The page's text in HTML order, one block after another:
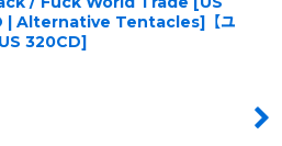
| Alternative Tentacles]【ユ
320CD]